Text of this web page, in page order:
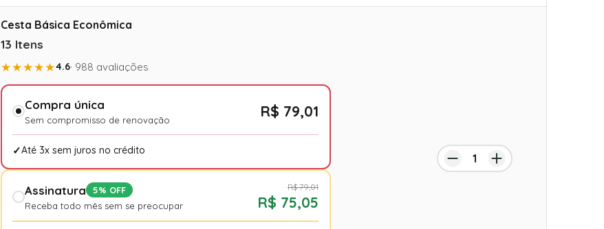
Cesta Básica Econômica
13 Itens
★★★★★4.6· 988 avaliações
Compra única
Sem compromisso de renovação R$ 79,01
Até 3x sem juros no crédito
Assinatura
5% OFF
Receba todo mês sem se preocupar
R$ 79,01
R$ 75,05